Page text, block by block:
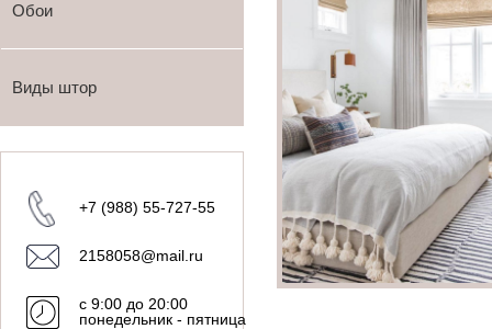
Обои
Виды штор
+7 (988) 55-727-55
2158058@mail.ru
с 9:00 до 20:00
понедельник - пятница